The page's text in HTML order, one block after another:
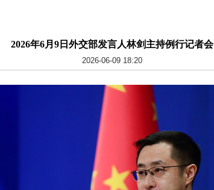
2026年6月9日外交部发言人林剑主持例行记者会
2026-06-09 18:20